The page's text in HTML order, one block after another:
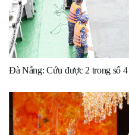
Đà Nẵng: Cứu được 2 trong số